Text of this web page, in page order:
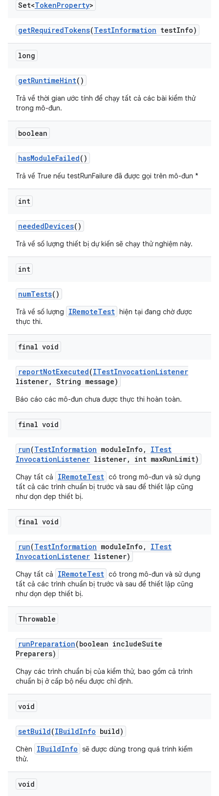
Set<TokenProperty>
getRequiredTokens(TestInformation testInfo)
long
getRuntimeHint()
Trả về thời gian ước tính để chạy tất cả các bài kiểm thử
trong mô-đun.
boolean
hasModuleFailed()
Trả về True nếu testRunFailure đã được gọi trên mô-đun *
int
neededDevices()
Trả về số lượng thiết bị dự kiến sẽ chạy thử nghiệm này.
int
numTests()
Trả về số lượng IRemoteTest hiện tại đang chờ được
thực thi.
final void
reportNotExecuted(ITestInvocationListener
listener, String message)
Báo cáo các mô-đun chưa được thực thi hoàn toàn.
final void
run(TestInformation moduleInfo ,
ITest
InvocationListener listener, int maxRunLimit)
Chạy tất cả IRemoteTest có trong mô-đun và sử dụng
tất cả các trình chuẩn bị trước và sau để thiết lập cũng
như dọn dẹp thiết bị.
final void
run(TestInformation moduleInfo ,
ITest
InvocationListener listener)
Chạy tất cả IRemoteTest có trong mô-đun và sử dụng
tất cả các trình chuẩn bị trước và sau để thiết lập cũng
như dọn dẹp thiết bị.
Throwable
runPreparation(boolean includeSuite
Preparers)
Chạy các trình chuẩn bị của kiểm thử, bao gồm cả trình
chuẩn bị ở cấp bộ nếu được chỉ định.
void
setBuild(IBuildInfo build)
Chèn IBuildInfo sẽ được dùng trong quá trình kiểm
thử.
void